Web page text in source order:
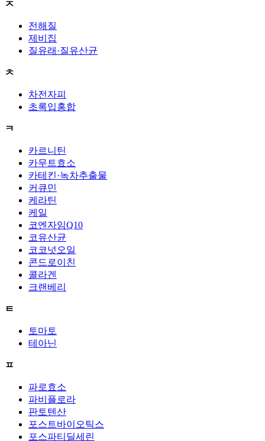
ㅈ
전해질
제비집
질유래·질유산균
ㅊ
차전자피
초록입홍합
ㅋ
카르니틴
카무트효소
카테킨·녹차추출물
커큐민
케라틴
케일
코엔자임Q10
코유산균
코코넛오일
콘드로이친
콜라겐
크랜베리
ㅌ
토마토
테아닌
ㅍ
파로효소
파비플로라
판토텐산
포스트바이오틱스
포스파티딜세린